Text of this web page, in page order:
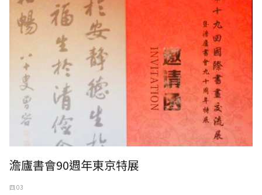
澹廬書會90週年東京特展
四 03